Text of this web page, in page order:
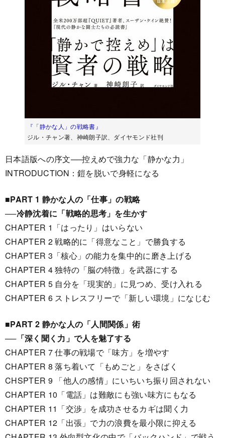
『「静かな人」の戦略書』
ジル・チャン著、神崎朗子訳、ダイヤモンド社刊
日本語版への序文──控えめで強力な「静かな力」
INTRODUCTION：鎧を脱いで身軽になる
■PART 1 静かな人の「仕事」の戦略
──冷静沈着に「戦略的思考」を生かす
CHAPTER 1「はったり」はいらない
CHAPTER 2 戦略的に「得意なこと」で勝負する
CHAPTER 3「核心」の能力を集中的に磨き上げる
CHAPTER 4 独特の「脳の特徴」を武器にする
CHAPTER 5 自分を「現実的」に見つめ、受け入れる
CHAPTER 6 ストレスフリーで「新しい環境」になじむ
■PART 2 静かな人の「人間関係」術
──「深く聞く力」で人を魅了する
CHAPTER 7 仕事の戦場で「味方」を増やす
CHAPTER 8 落ち着いて「もめごと」をさばく
CHSPTER 9 「他人の感情」にいちいち振り回されない
CHAPTER 10「電話」は難敵にも強い味方にもなる
CHAPTER 11「交渉」を成功させるカギは聞く力
CHAPTER 12「出張」で力の浪費を最小限に抑える